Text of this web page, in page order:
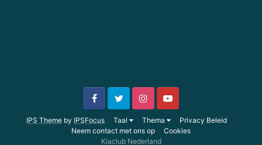
IPS Theme by IPSFocus Taal Thema
Privacy Beleid
Neem contact met ons op
Cookies
Kiaclub Nederland